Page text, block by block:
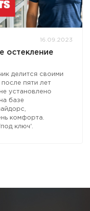
16.09.2023
остекление
делится своими
пяти лет
установлено
базе
комфорта.
ключ'.